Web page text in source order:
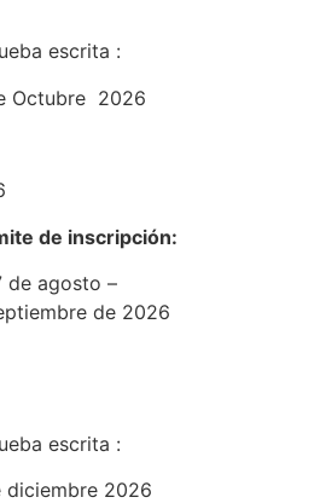
escrita :
Octubre 2026
de inscripción:
de agosto –
de 2026
escrita :
diciembre 2026